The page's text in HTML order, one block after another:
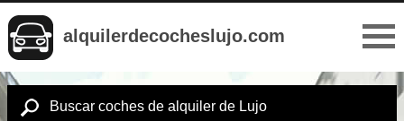
alquilerdecocheslujo.com
Buscar coches de alquiler de Lujo